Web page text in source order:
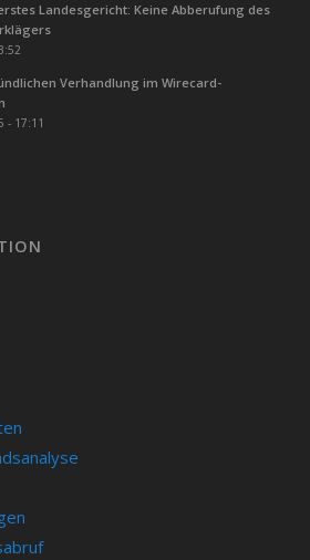
Landesgericht: Keine Abberufung des
Verhandlung im Wirecard-
- 17:11